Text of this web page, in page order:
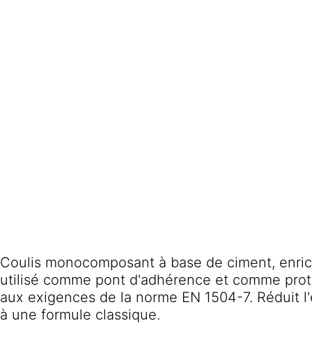
Coulis monocomposant à base de ciment,
utilisé comme pont d'adhérence et comme
aux exigences de la norme EN 1504-7. Réduit
à une formule classique.